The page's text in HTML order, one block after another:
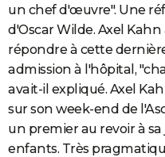
un chef d'œuvre". Une
d'Oscar Wilde. Axel
répondre à cette
admission à l'hôpital,
avait-il expliqué. Axel
sur son week-end de
un premier au revoir à
enfants. Très